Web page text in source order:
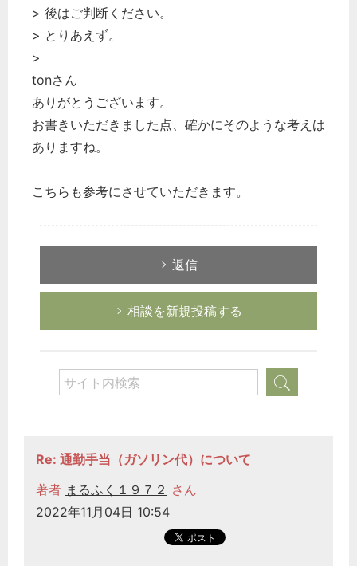
> 後はご判断ください。
> とりあえず。
>
tonさん
ありがとうございます。
お書きいただきました点、確かにそのような考えは
ありますね。
こちらも参考にさせていただきます。
返信
相談を新規投稿する
Re: 通勤手当（ガソリン代）について
著者 まるふく１９７２ さん
2022年11月04日 10:54